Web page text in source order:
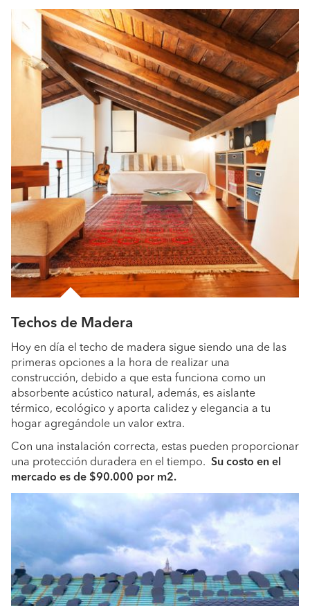
Techos de Madera
Hoy en día el techo de madera sigue siendo una de las
primeras opciones a la hora de realizar una
construcción, debido a que esta funciona como un
absorbente acústico natural, además, es aislante
térmico, ecológico y aporta calidez y elegancia a tu
hogar agregándole un valor extra.
Con una instalación correcta, estas pueden proporcionar
una protección duradera en el tiempo. Su costo en el
mercado es de $90.000 por m2.